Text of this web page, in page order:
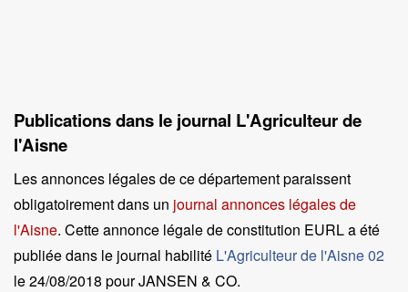
Publications dans le journal L'Agriculteur de
l'Aisne
Les annonces légales de ce département paraissent
obligatoirement dans un journal annonces légales de
l'Aisne. Cette annonce légale de constitution EURL a été
publiée dans le journal habilité L'Agriculteur de l'Aisne 02
le24/08/2018 pour JANSEN & CO.